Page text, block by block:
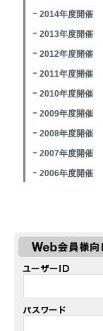
2014年度開催
2013年度開催
2012年度開催
2011年度開催
2010年度開催
2009年度開催
2008年度開催
2007年度開催
2006年度開催